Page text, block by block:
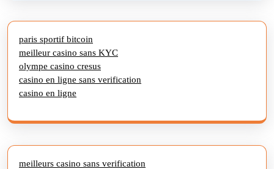
paris sportif bitcoin
meilleur casino sans KYC
olympe casino cresus
casino en ligne sans verification
casino en ligne
meilleurs casino sans verification